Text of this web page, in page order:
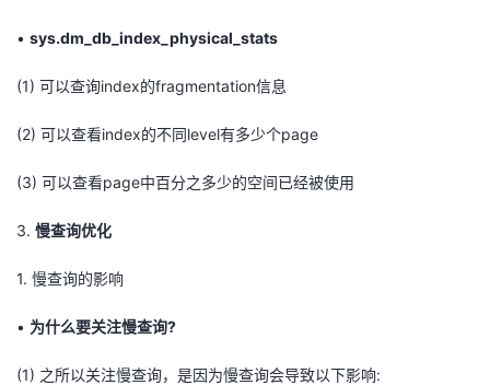
• sys.dm_db_index_physical_stats
(1) 可以查询index的fragmentation信息
(2) 可以查看index的不同level有多少个page
(3) 可以查看page中百分之多少的空间已经被使用
3. 慢查询优化
1. 慢查询的影响
• 为什么要关注慢查询?
(1) 之所以关注慢查询，是因为慢查询会导致以下影响: